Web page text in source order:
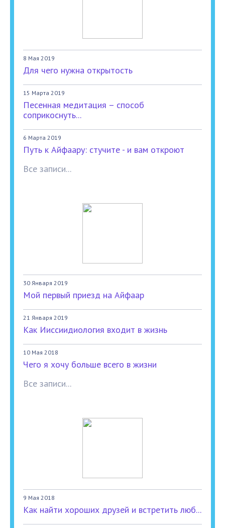
8 Мая 2019
Для чего нужна открытость
15 Марта 2019
Песенная медитация – способ
соприкоснуть...
6 Марта 2019
Путь к Айфаару: стучите - и вам откроют
Все записи...
30 Января 2019
Мой первый приезд на Айфаар
21 Января 2019
Как Ииссиидиология входит в жизнь
10 Мая 2018
Чего я хочу больше всего в жизни
Все записи...
9 Мая 2018
Как найти хороших друзей и встретить люб...